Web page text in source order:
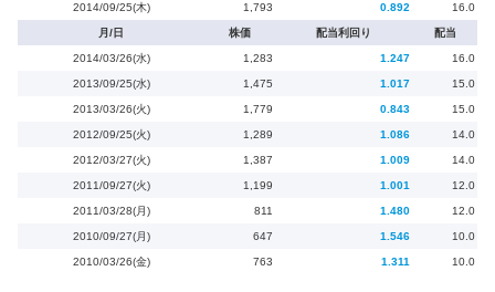
2014/09/25(木) 1,793 0.892 16.0
月/日 株価 配当利回り 配当
2014/03/26(水) 1,283 1.247 16.0
2013/09/25(水) 1,475 1.017 15.0
2013/03/26(火) 1,779 0.843 15.0
2012/09/25(火) 1,289 1.086 14.0
2012/03/27(火) 1,387 1.009 14.0
2011/09/27(火) 1,199 1.001 12.0
2011/03/28(月) 811 1.480 12.0
2010/09/27(月) 647 1.546 10.0
2010/03/26(金) 763 1.311 10.0